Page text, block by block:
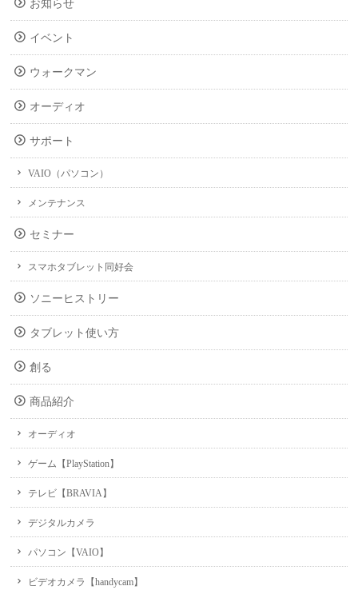
お知らせ
イベント
ウォークマン
オーディオ
サポート
VAIO（パソコン）
メンテナンス
セミナー
スマホタブレット同好会
ソニーヒストリー
タブレット使い方
創る
商品紹介
オーディオ
ゲーム【PlayStation】
テレビ【BRAVIA】
デジタルカメラ
パソコン【VAIO】
ビデオカメラ【handycam】